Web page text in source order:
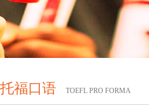
托福口语 TOEFL PRO FORMA